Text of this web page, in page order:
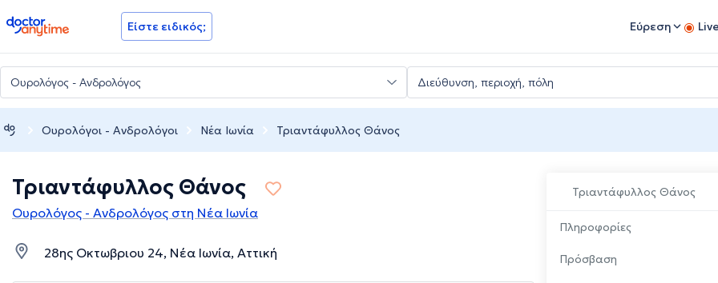
doctoranytime Είστε ειδικός; Εύρεση
Ουρολόγοι - Ανδρολόγοι Νέα Ιωνία Τριαντάφυλλος Θάνος
Τριαντάφυλλος Θάνος
Πληροφορίες
Πρόσβαση
Τριαντάφυλλος Θάνος
Ουρολόγος - Ανδρολόγος στη Νέα Ιωνία
28ης Οκτωβριου 24, Νέα Ιωνία, Αττική